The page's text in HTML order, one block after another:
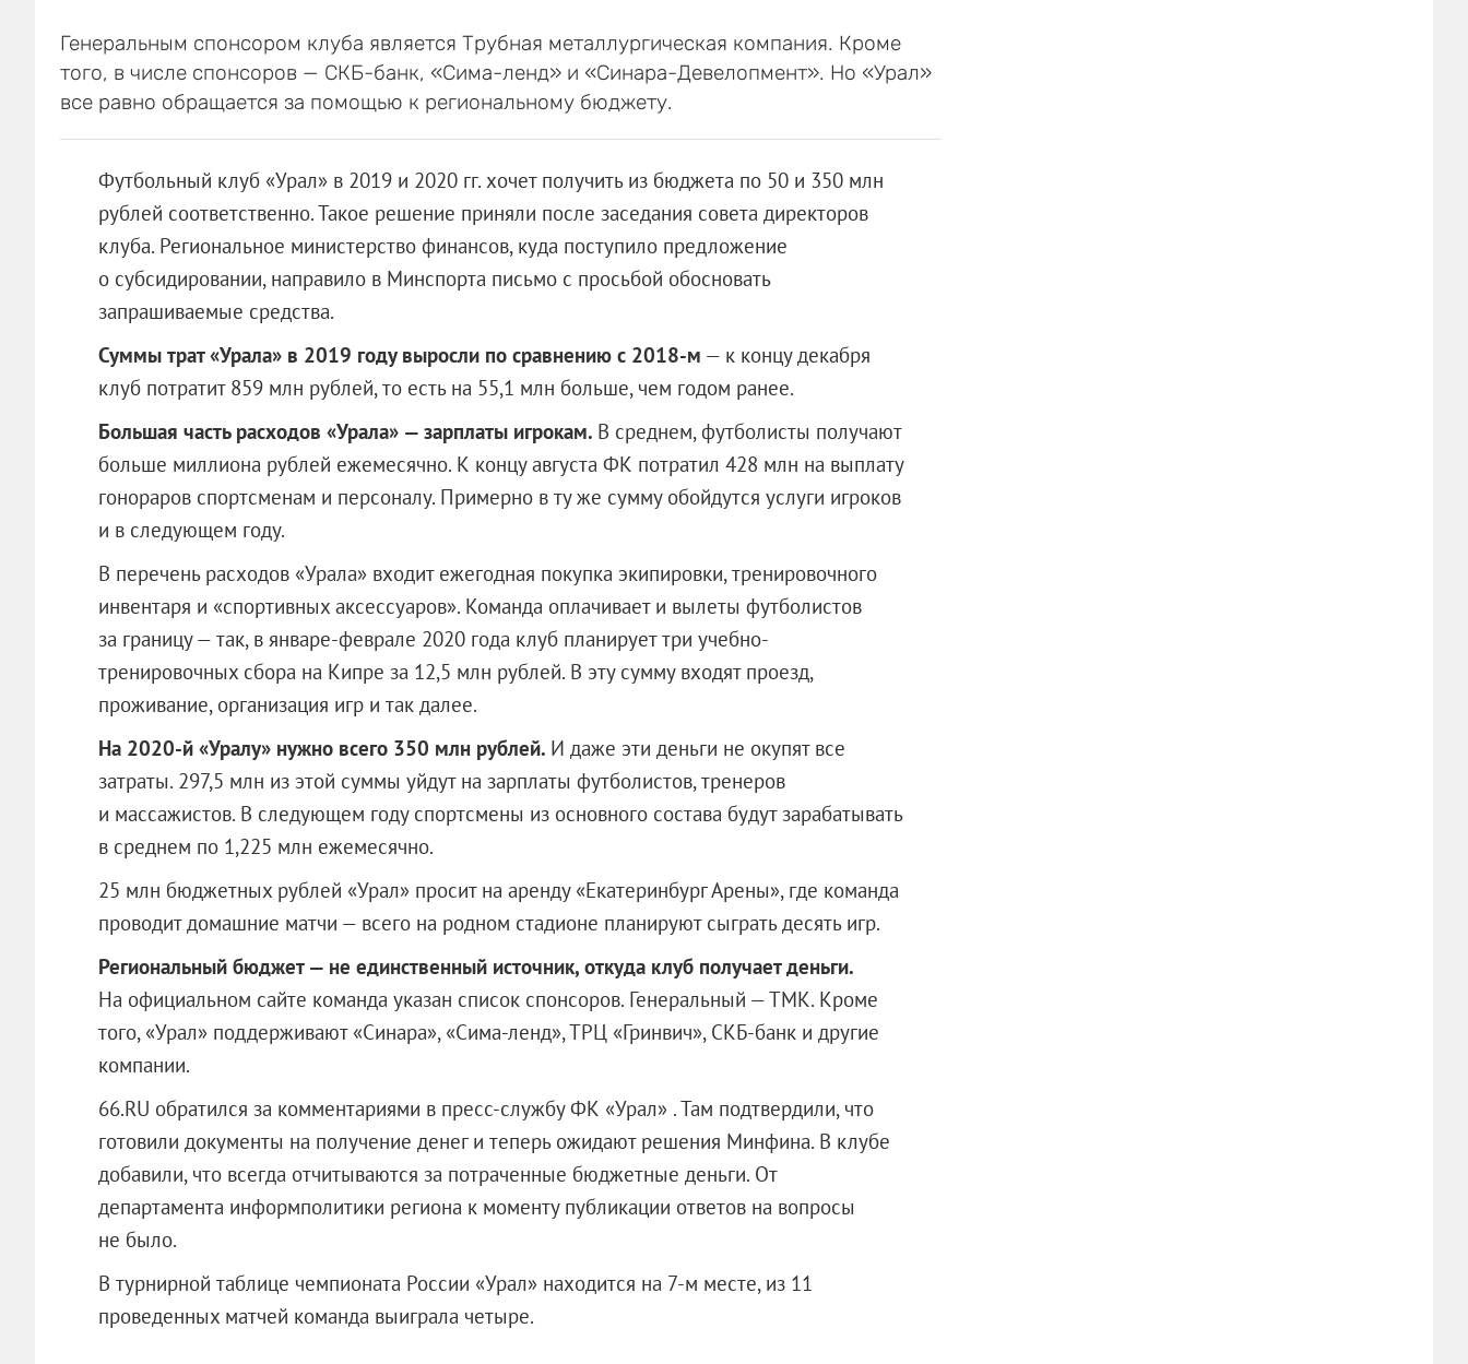
Генеральным спонсором клуба является Трубная металлургическая компания. Кроме
того, в числе спонсоров — СКБ-банк, «Сима-ленд» и «Синара-Девелопмент». Но «Урал»
все равно обращается за помощью к региональному бюджету.
Футбольный клуб «Урал» в 2019 и 2020 гг. хочет получить из бюджета по 50 и 350 млн
рублей соответственно. Такое решение приняли после заседания совета директоров
клуба. Региональное министерство финансов, куда поступило предложение
о субсидировании, направило в Минспорта письмо с просьбой обосновать
запрашиваемые средства.
Суммы трат «Урала» в 2019 году выросли по сравнению с 2018-м — к концу декабря
клуб потратит 859 млн рублей, то есть на 55,1 млн больше, чем годом ранее.
Большая часть расходов «Урала» — зарплаты игрокам. В среднем, футболисты получают
больше миллиона рублей ежемесячно. К концу августа ФК потратил 428 млн на выплату
гонораров спортсменам и персоналу. Примерно в ту же сумму обойдутся услуги игроков
и в следующем году.
В перечень расходов «Урала» входит ежегодная покупка экипировки, тренировочного
инвентаря и «спортивных аксессуаров». Команда оплачивает и вылеты футболистов
за границу — так, в январе-феврале 2020 года клуб планирует три учебно-
тренировочных сбора на Кипре за 12,5 млн рублей. В эту сумму входят проезд,
проживание, организация игр и так далее.
На 2020-й «Уралу» нужно всего 350 млн рублей. И даже эти деньги не окупят все
затраты. 297,5 млн из этой суммы уйдут на зарплаты футболистов, тренеров
и массажистов. В следующем году спортсмены из основного состава будут зарабатывать
в среднем по 1,225 млн ежемесячно.
25 млн бюджетных рублей «Урал» просит на аренду «Екатеринбург Арены», где команда
проводит домашние матчи — всего на родном стадионе планируют сыграть десять игр.
Региональный бюджет — не единственный источник, откуда клуб получает деньги.
На официальном сайте команда указан список спонсоров. Генеральный — ТМК. Кроме
того, «Урал» поддерживают «Синара», «Сима-ленд», ТРЦ «Гринвич», СКБ-банк и другие
компании.
66.RU обратился за комментариями в пресс-службу ФК «Урал» . Там подтвердили, что
готовили документы на получение денег и теперь ожидают решения Минфина. В клубе
добавили, что всегда отчитываются за потраченные бюджетные деньги. От
департамента информполитики региона к моменту публикации ответов на вопросы
не было.
В турнирной таблице чемпионата России «Урал» находится на 7-м месте, из 11
проведенных матчей команда выиграла четыре.